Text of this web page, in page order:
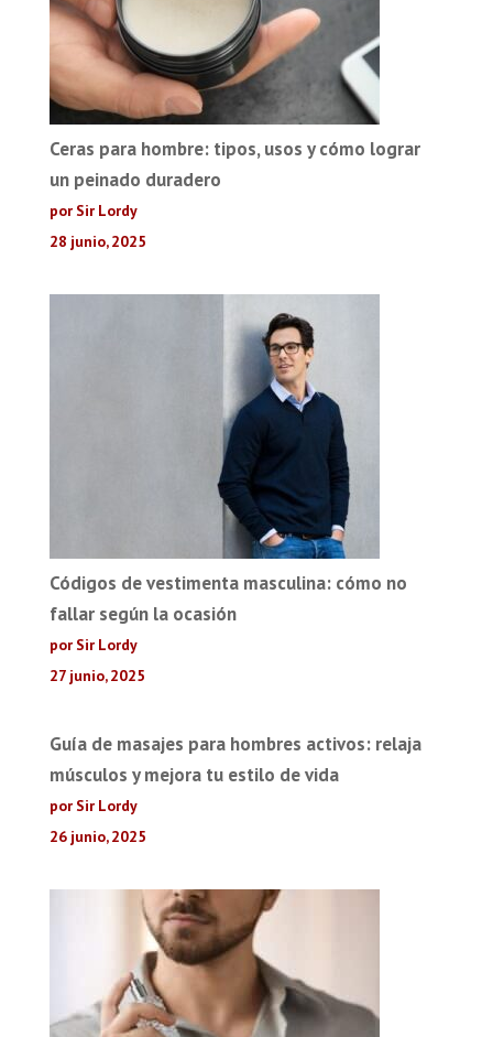
Ceras para hombre: tipos, usos y cómo lograr
un peinado duradero
por Sir Lordy
28 junio, 2025
Códigos de vestimenta masculina: cómo no
fallar según la ocasión
por Sir Lordy
27 junio, 2025
Guía de masajes para hombres activos: relaja
músculos y mejora tu estilo de vida
por Sir Lordy
26 junio, 2025